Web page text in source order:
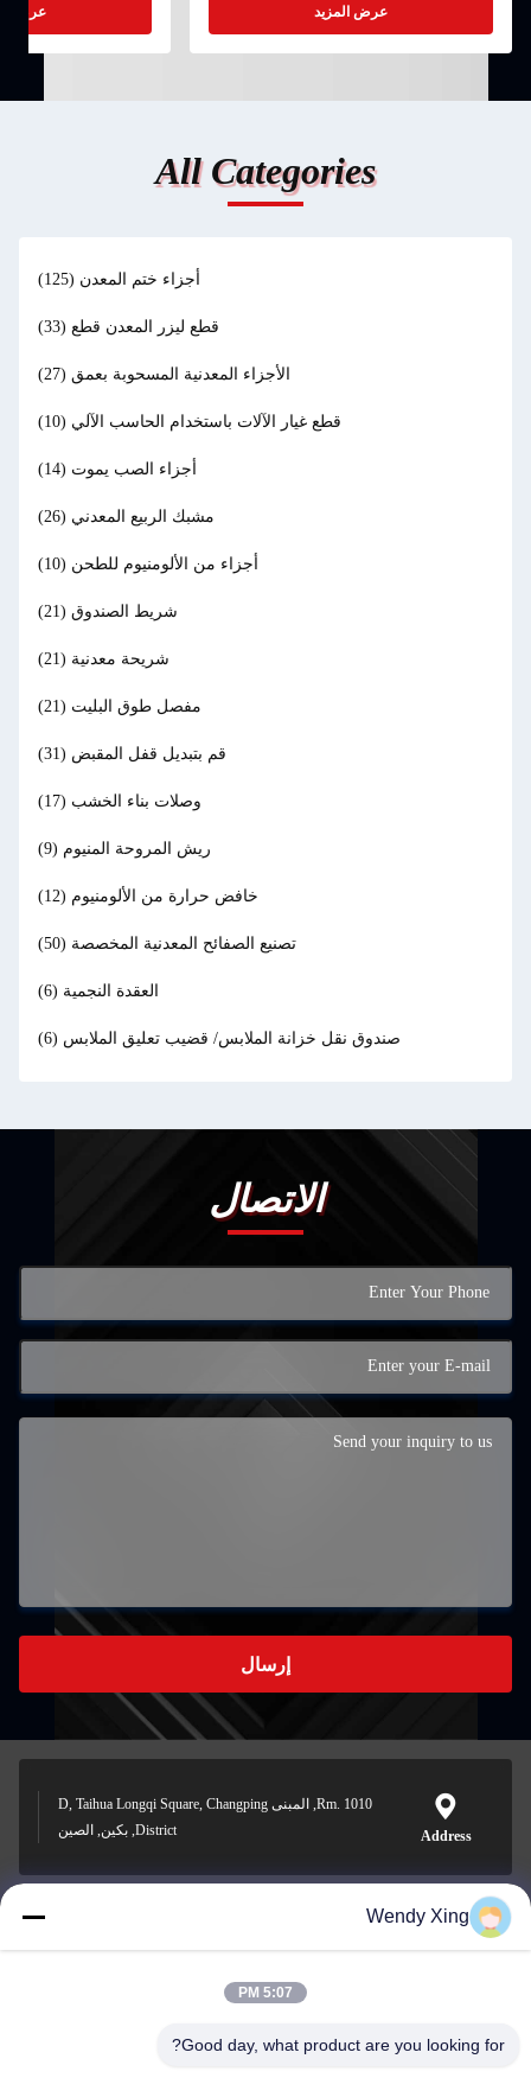
من الأشياء تضيف. أولا، الآلات نفسها باهظة الثمن
بشكل جنوني. يتكلف مركز المعالجة الأساسي
ثلاث...
عرض المزيد
ولكل منهاعرض
All Categories
أجزاء ختم المعدن (125)
قطع ليزر المعدن قطع (33)
الأجزاء المعدنية المسحوبة بعمق (27)
قطع غيار الآلات باستخدام الحاسب الآلي (10)
أجزاء الصب يموت (14)
مشبك الربيع المعدني (26)
أجزاء من الألومنيوم للطحن (10)
شريط الصندوق (21)
شريحة معدنية (21)
مفصل طوق البليت (21)
قم بتبديل قفل المقبض (31)
وصلات بناء الخشب (17)
ريش المروحة المنيوم (9)
خافض حرارة من الألومنيوم (12)
تصنيع الصفائح المعدنية المخصصة (50)
العقدة النجمية (6)
صندوق نقل خزانة الملابس/ قضيب تعليق الملابس (6)
الاتصال
إرسال
Address
Rm. 1010, المبنى D, Taihua Longqi Square, Changping
District, بكين, الصين
jesingd@vip.sina.com
Wendy Xing
5:07 PM
Good day, what product are you looking for?